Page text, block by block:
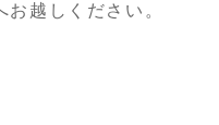
越しください。